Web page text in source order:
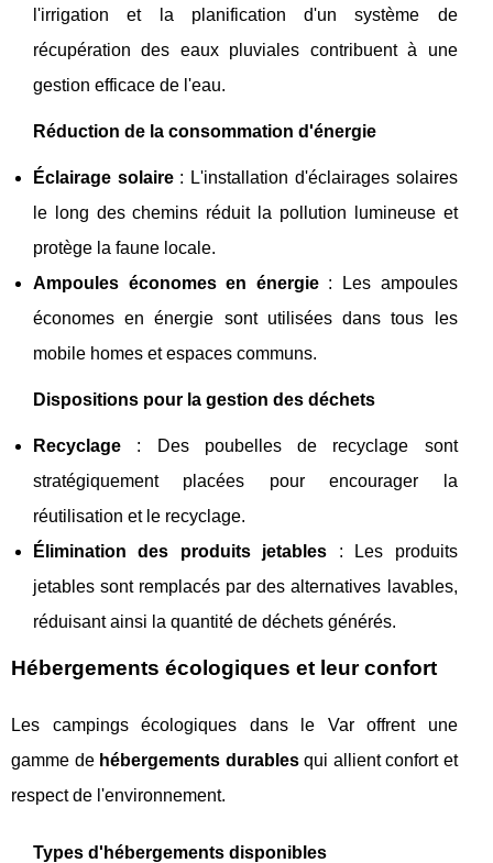
l'irrigation et la planification d'un système de
récupération des eaux pluviales contribuent à une
gestion efficace de l'eau.
Réduction de la consommation d'énergie
Éclairage solaire: L'installation d'éclairages solaires
le long des chemins réduit la pollution lumineuse et
protège la faune locale.
Ampoules économes en énergie: Les ampoules
économes en énergie sont utilisées dans tous les
mobile homes et espaces communs.
Dispositions pour la gestion des déchets
Recyclage : Des poubelles de recyclage sont
stratégiquement placées pour encourager la
réutilisation et le recyclage.
Élimination des produits jetables : Les produits
jetables sont remplacés par des alternatives lavables,
réduisant ainsi la quantité de déchets générés.
Hébergements écologiques et leur confort
Les campings écologiques dans le Var offrent une
gamme de hébergements durablesqui allient confort et
respect de l'environnement.
Types d'hébergements disponibles